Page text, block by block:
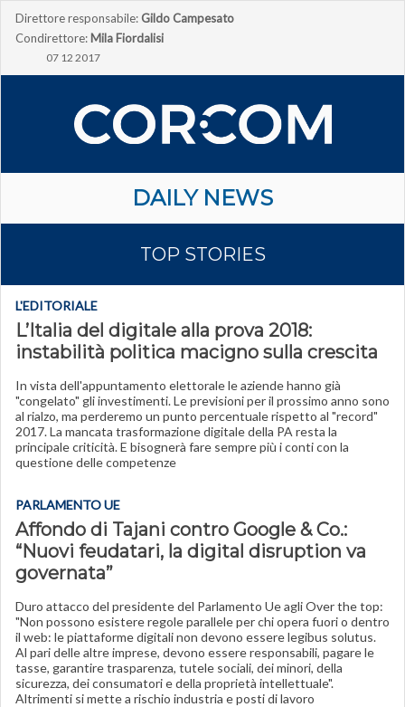
Direttore responsabile:Gildo Campesato
Condirettore: Mila Fiordalisi
07 12 2017
DAILY NEWS
TOP STORIES
L'EDITORIALE
L’Italia del digitale alla prova 2018:
instabilità politica macigno sulla crescita
In vista dell'appuntamento elettorale le aziende hanno già
"congelato" gli investimenti. Le previsioni per il prossimo anno sono
al rialzo, ma perderemo un punto percentuale rispetto al "record"
2017. La mancata trasformazione digitale della PA resta la
principale criticità. E bisognerà fare sempre più i conti con la
questione delle competenze
PARLAMENTO UE
Affondo di Tajani contro Google & Co.:
“Nuovi feudatari, la digital disruption va
governata”
Duro attacco del presidente del Parlamento Ue agli Over the top:
"Non possono esistere regole parallele per chi opera fuori o dentro
il web: le piattaforme digitali non devono essere legibus solutus.
Al pari delle altre imprese, devono essere responsabili, pagare le
tasse, garantire trasparenza, tutele sociali, dei minori, della
sicurezza, dei consumatori e della proprietà intellettuale".
Altrimenti si mette a rischio industria e posti di lavoro